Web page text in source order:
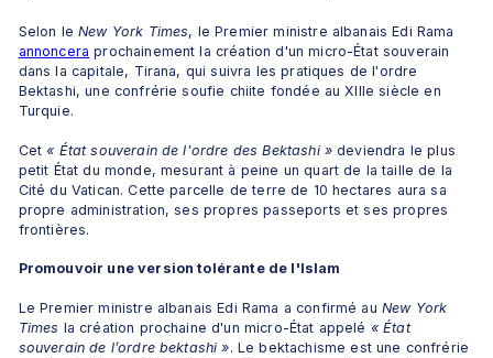
Selon le New York Times
annoncera prochainement la création d'un micro-État souverain
dans la capitale, Tirana, qui suivra les pratiques de l'ordre
Bektashi, une confrérie soufie chiite fondée au XIIIe siècle en
Turquie.
Cet « État souverain de l'ordre des Bektashi » deviendra le plus
petit État du monde, mesurant à peine un quart de la taille de la
Cité du Vatican. Cette parcelle de terre de 10 hectares aura sa
propre administration, ses propres passeports et ses propres
frontières.
Promouvoir une version tolérante de l'Islam
Le Premier ministre albanais Edi Rama a confirmé au New York
Times la création prochaine d'un micro-État appelé « État
souverain de l’ordre bektashi ». Le bektachisme est une confrérie